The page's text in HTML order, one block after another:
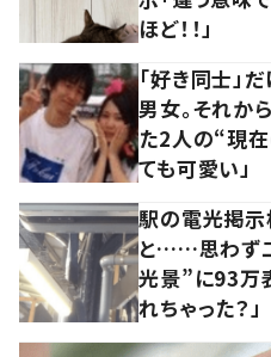
ほど！！」
「好き同士」
男女。それか
た2人の“現
ても可愛い」
駅の電光掲示
と……思わず
光景”に93万表
れちゃった？」